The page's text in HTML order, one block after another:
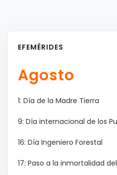
EFEMÉRIDES
Agosto
1: Día de la Madre Tierra
9: Día internacional de los
16: Día Ingeniero Forestal
17: Paso a la inmortalidad